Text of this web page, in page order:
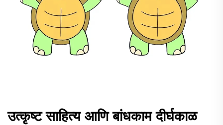
उत्कृष्ट साहित्य आणि बांधकाम दीर्घकाळ